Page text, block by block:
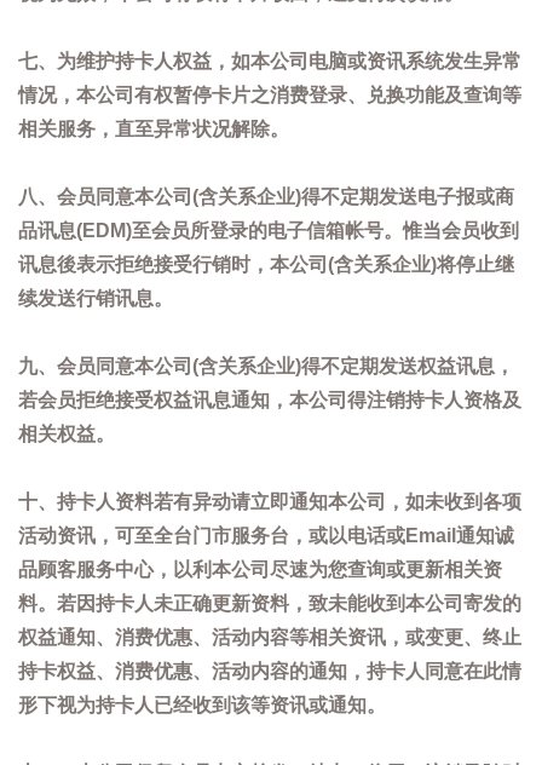
七、为维护持卡人权益，如本公司电脑或资讯系统发生异常
情况，本公司有权暂停卡片之消费登录、兑换功能及查询等
相关服务，直至异常状况解除。
八、会员同意本公司(含关系企业)得不定期发送电子报或商
品讯息(EDM)至会员所登录的电子信箱帐号。惟当会员收到
讯息後表示拒绝接受行销时，本公司(含关系企业)将停止继
续发送行销讯息。
九、会员同意本公司(含关系企业)得不定期发送权益讯息，
若会员拒绝接受权益讯息通知，本公司得注销持卡人资格及
相关权益。
十、持卡人资料若有异动请立即通知本公司，如未收到各项
活动资讯，可至全台门市服务台，或以电话或Email通知诚
品顾客服务中心，以利本公司尽速为您查询或更新相关资
料。若因持卡人未正确更新资料，致未能收到本公司寄发的
权益通知、消费优惠、活动内容等相关资讯，或变更、终止
持卡权益、消费优惠、活动内容的通知，持卡人同意在此情
形下视为持卡人已经收到该等资讯或通知。